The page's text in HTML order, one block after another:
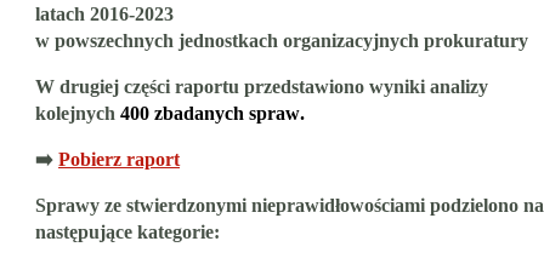
latach 2016-2023
w powszechnych jednostkach organizacyjnych prokuratury
W drugiej części raportu przedstawiono wyniki analizy
kolejnych 400 zbadanych spraw.
➡️ Pobierz raport
Sprawy ze stwierdzonymi nieprawidłowościami podzielono na
następujące kategorie: